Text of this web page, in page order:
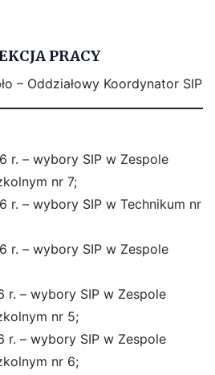
PRACY
– Oddziałowy Koordynator SIP
r. – wybory SIP w Zespole
nr 7;
r. – wybory SIP w Technikum nr
r. – wybory SIP w Zespole
r. – wybory SIP w Zespole
nr 5;
r. – wybory SIP w Zespole
nr 6;